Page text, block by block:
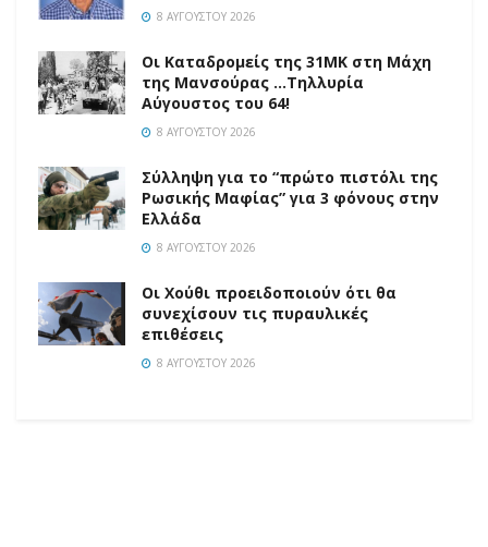
8 ΑΥΓΟΎΣΤΟΥ 2026
Οι Καταδρομείς της 31ΜΚ στη Mάχη
της Μανσούρας …Τηλλυρία
Αύγουστος του 64!
8 ΑΥΓΟΎΣΤΟΥ 2026
Σύλληψη για το “πρώτο πιστόλι της
Ρωσικής Μαφίας” για 3 φόνους στην
Ελλάδα
8 ΑΥΓΟΎΣΤΟΥ 2026
Οι Χούθι προειδοποιούν ότι θα
συνεχίσουν τις πυραυλικές
επιθέσεις
8 ΑΥΓΟΎΣΤΟΥ 2026